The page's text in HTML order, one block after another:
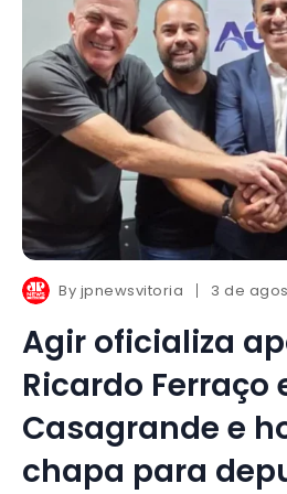
By jpnewsvitoria 3 de
Agir oficializa
Ricardo Ferraço
Casagrande e
chapa para